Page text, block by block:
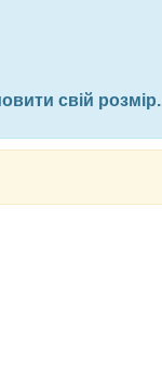
свій розмір.